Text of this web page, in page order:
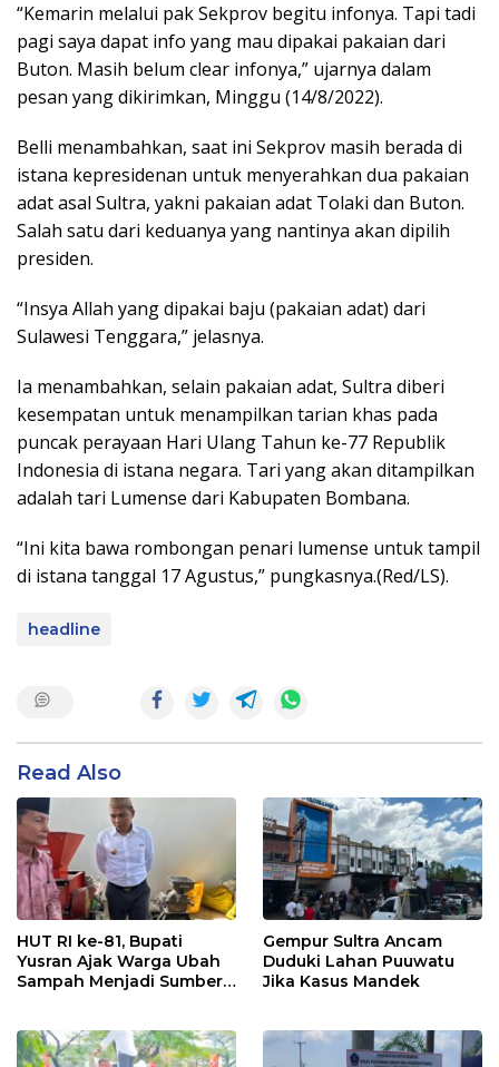
“Kemarin melalui pak Sekprov begitu infonya. Tapi tadi
pagi saya dapat info yang mau dipakai pakaian dari
Buton. Masih belum clear infonya,” ujarnya dalam
pesan yang dikirimkan, Minggu (14/8/2022).
Belli menambahkan, saat ini Sekprov masih berada di
istana kepresidenan untuk menyerahkan dua pakaian
adat asal Sultra, yakni pakaian adat Tolaki dan Buton.
Salah satu dari keduanya yang nantinya akan dipilih
presiden.
“Insya Allah yang dipakai baju (pakaian adat) dari
Sulawesi Tenggara,” jelasnya.
Ia menambahkan, selain pakaian adat, Sultra diberi
kesempatan untuk menampilkan tarian khas pada
puncak perayaan Hari Ulang Tahun ke-77 Republik
Indonesia di istana negara. Tari yang akan ditampilkan
adalah tari Lumense dari Kabupaten Bombana.
“Ini kita bawa rombongan penari lumense untuk tampil
di istana tanggal 17 Agustus,” pungkasnya.(Red/LS).
headline
Read Also
HUT RI ke-81, Bupati
Yusran Ajak Warga Ubah
Sampah Menjadi Sumber
Gempur Sultra Ancam
Duduki Lahan Puuwatu
Jika Kasus Mandek